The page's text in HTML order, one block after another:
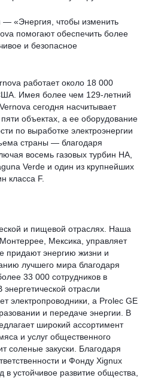
«Энергия, чтобы изменить
помогают обеспечить более
и безопасное
работает около 18 000
Имея более чем 129-летний
сегодня насчитывает
объектах, а ее оборудование
по выработке электроэнергии
страны — благодаря
восемь газовых турбин HA,
Verde и один из крупнейших
класса F.
и пищевой отраслях. Наша
Мексика, управляет
придают энергию жизни и
лучшего мира благодаря
33 000 сотрудников в
отрасли
электропроводники, а Prolec GE
и передаче энергии. В
широкий ассортимент
и услуг общественного
соленые закуски. Благодаря
и Фонду Xignux
в устойчивое развитие общества,